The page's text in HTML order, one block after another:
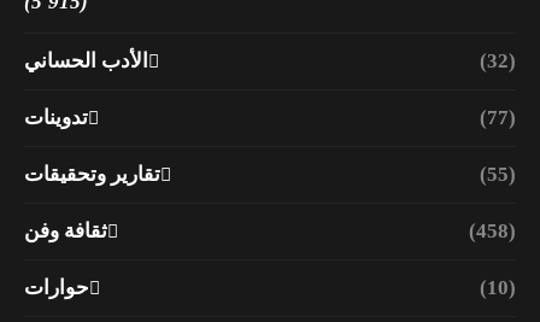
الأدب الحساني (32)
تدوينات (77)
تقارير وتحقيقات (55)
ثقافة وفن (458)
حوارات (10)